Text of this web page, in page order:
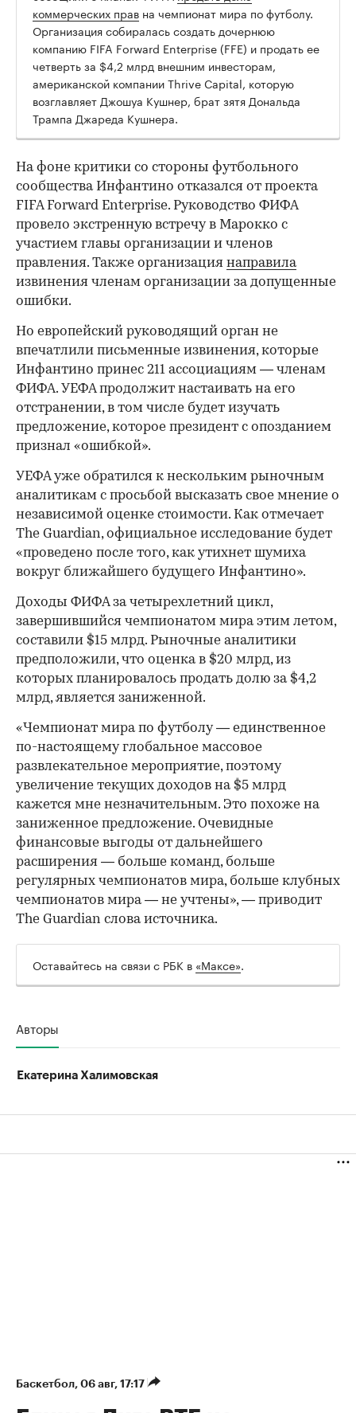
коммерческих прав на чемпионат мира по футболу.
Организация собиралась создать дочернюю
компанию FIFA Forward Enterprise (FFE) и продать ее
четверть за $4,2 млрд внешним инвесторам,
американской компании Thrive Capital, которую
возглавляет Джошуа Кушнер, брат зятя Дональда
Трампа Джареда Кушнера.
00:00
На фоне критики со стороны футбольного
сообщества Инфантино отказался от проекта
FIFA Forward Enterprise. Руководство ФИФА
провело экстренную встречу в Марокко с
участием главы организации и членов
правления. Также организация направила
извинения членам организации за допущенные
ошибки.
Но европейский руководящий орган не
впечатлили письменные извинения, которые
Инфантино принес 211 ассоциациям — членам
ФИФА. УЕФА продолжит настаивать на его
отстранении, в том числе будет изучать
предложение, которое президент с опозданием
признал «ошибкой».
УЕФА уже обратился к нескольким рыночным
аналитикам с просьбой высказать свое мнение о
независимой оценке стоимости. Как отмечает
The Guardian, официальное исследование будет
«проведено после того, как утихнет шумиха
вокруг ближайшего будущего Инфантино».
Доходы ФИФА за четырехлетний цикл,
завершившийся чемпионатом мира этим летом,
составили $15 млрд. Рыночные аналитики
предположили, что оценка в $20 млрд, из
которых планировалось продать долю за $4,2
млрд, является заниженной.
«Чемпионат мира по футболу — единственное
по-настоящему глобальное массовое
развлекательное мероприятие, поэтому
увеличение текущих доходов на $5 млрд
кажется мне незначительным. Это похоже на
заниженное предложение. Очевидные
финансовые выгоды от дальнейшего
расширения — больше команд, больше
регулярных чемпионатов мира, больше клубных
чемпионатов мира — не учтены», — приводит
The Guardian слова источника.
Оставайтесь на связи с РБК в «Максе».
Авторы
Екатерина Халимовская
Баскетбол⁠, 06 авг, 17:17